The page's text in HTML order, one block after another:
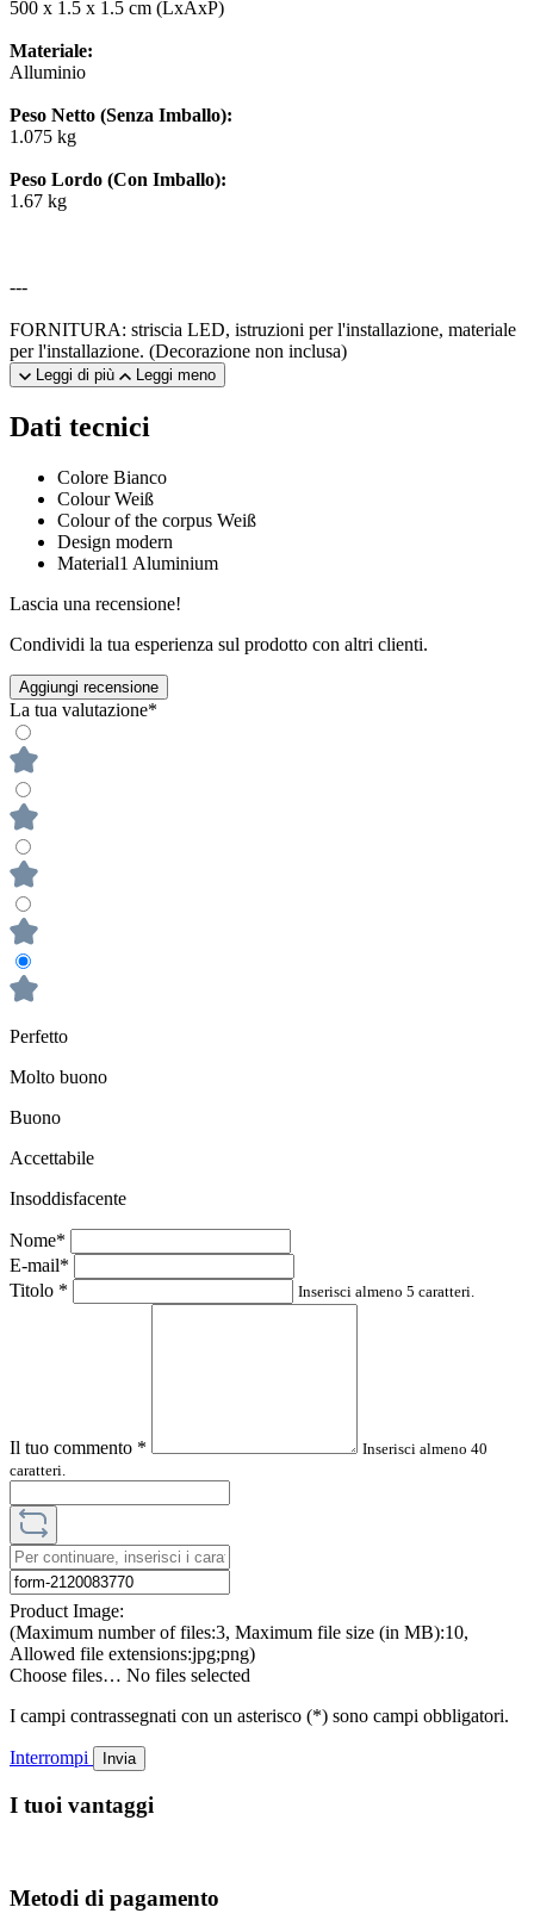
500 x 1.5 x 1.5 cm (LxAxP)
Materiale:
Alluminio
Peso Netto (Senza Imballo):
1.075 kg
Peso Lordo (Con Imballo):
1.67 kg
---
FORNITURA: striscia LED, istruzioni per l'installazione, materiale
per l'installazione. (Decorazione non inclusa)
Leggi di più Leggi meno
Dati tecnici
Colore Bianco
Colour Weiß
Colour of the corpus Weiß
Design modern
Material1 Aluminium
Lascia una recensione!
Condividi la tua esperienza sul prodotto con altri clienti.
Aggiungi recensione
La tua valutazione*
Perfetto
Molto buono
Buono
Accettabile
Insoddisfacente
Nome*
E-mail*
Titolo * Inserisci almeno 5 caratteri.
Il tuo commento *
Inserisci almeno 40
caratteri.
Product Image:
(Maximum number of files:3, Maximum file size (in MB):10,
Allowed file extensions:jpg;png)
Choose files… No files selected
I campi contrassegnati con un asterisco (*) sono campi obbligatori.
Interrompi Invia
I tuoi vantaggi
Metodi di pagamento